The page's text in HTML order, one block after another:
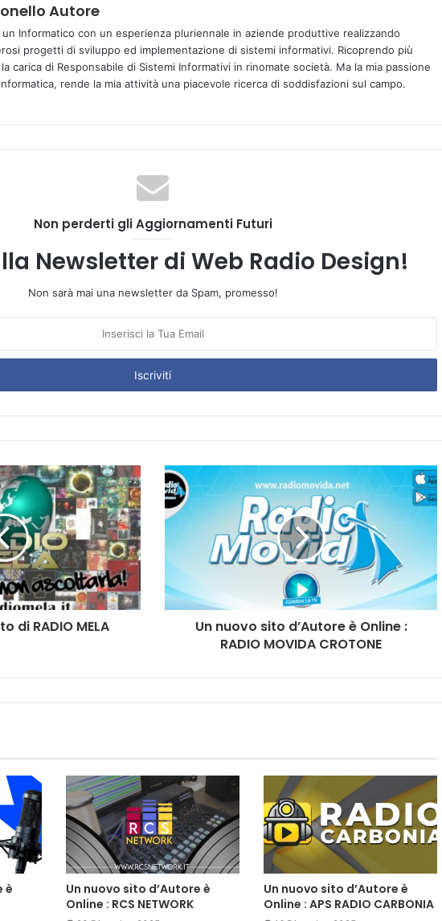
Autore
un Informatico con un esperienza pluriennale in aziende produttive realizzando
progetti di sviluppo ed implementazione di sistemi informativi. Ricoprendo più
carica di Responsabile di Sistemi Informativi in rinomate società. Ma la mia passione
rende la mia attività una piacevole ricerca di soddisfazioni sul campo.
Non perderti gli Aggiornamenti Futuri
Newsletter di Web Radio Design!
Non sarà mai una newsletter da Spam, promesso!
di RADIO MELA
Un nuovo sito d’Autore è Online :
RADIO MOVIDA CROTONE
è
Un nuovo sito d’Autore è
Online : RCS NETWORK
Un nuovo sito d’Autore è
Online : APS RADIO CARBONIA